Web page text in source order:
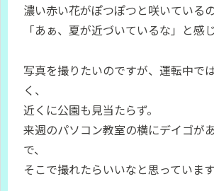
濃い赤い花がぽつぽつと咲いているの
「あぁ、夏が近づいているな」と感じ
写真を撮りたいのですが、運転中で
く、
近くに公園も見当たらず。
来週のパソコン教室の横にデイゴが
で、
そこで撮れたらいいなと思っています